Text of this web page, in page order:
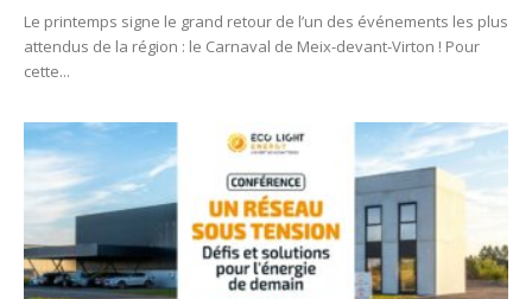
Le printemps signe le grand retour de l’un des événements les plus
attendus de la région : le Carnaval de Meix-devant-Virton ! Pour
cette...